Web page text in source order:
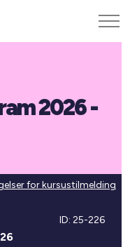
2026 -
for kursustilmelding
ID: 25-226